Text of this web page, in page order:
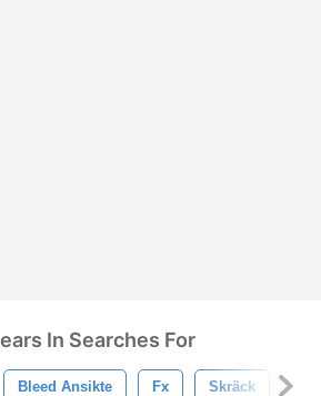
In Searches For
Bleed Ansikte Fx Skräck